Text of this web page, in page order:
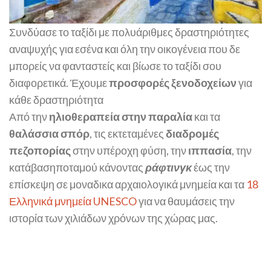
Συνδύασε το ταξίδι με πολυάριθμες δραστηριότητες
αναψυχής για εσένα και όλη την οικογένεια που δε
μπορείς να φανταστείς και βίωσε το ταξίδι σου
διαφορετικά. Έχουμεπροσφορές ξενοδοχείωνγια
κάθε δραστηριότητα
Από τηνηλιοθεραπεία στην παραλίακαι τα
θαλάσσια σπόρ, τις εκτεταμένεςδιαδρομές
πεζοπορίαςστην υπέροχη φύση, τηνιππασία, την
κατάβασηποταμού κάνονταςράφτινγκέως την
επίσκεψη σε μοναδικα αρχαιολογικά μνημεία και τα 18
Ελληνικά μνημεία UNESCOγια να θαυμάσεις την
ιστορία των χιλιάδων χρόνων της χώρας μας.